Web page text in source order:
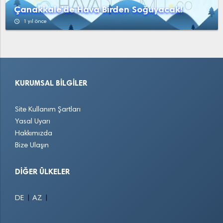
Çanakkale'de Hava Birden Soğuyacak!
access_time 1 yıl önce
KURUMSAL BILGILER
Site Kullanım Şartları
Yasal Uyarı
Hakkımızda
Bize Ulaşın
DIĞER ÜLKELER
DE AZ